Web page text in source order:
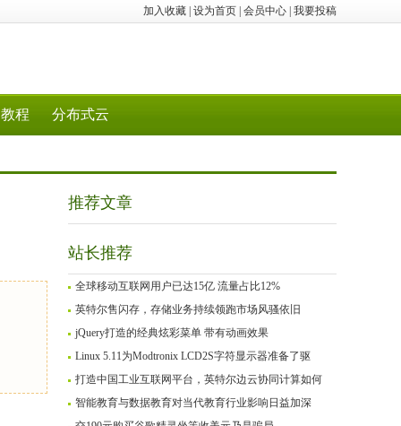
加入收藏 设为首页 会员中心 我要投稿
教程 分布式云
推荐文章
站长推荐
全球移动互联网用户已达15亿 流量占比12%
英特尔售闪存，存储业务持续领跑市场风骚依旧
jQuery打造的经典炫彩菜单 带有动画效果
Linux 5.11为Modtronix LCD2S字符显示器准备了驱
打造中国工业互联网平台，英特尔边云协同计算如何
智能教育与数据教育对当代教育行业影响日益加深